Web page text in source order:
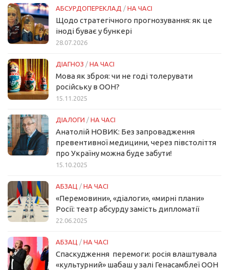
АБСУРДОПЕРЕКЛАД / НА ЧАСІ
Щодо стратегічного прогнозування: як це
іноді буває у бункері
28.07.2026
ДІАГНОЗ / НА ЧАСІ
Мова як зброя: чи не годі толерувати
російську в ООН?
15.11.2025
ДІАЛОГИ / НА ЧАСІ
Анатолій НОВИК: Без запровадження
превентивної медицини, через півстоліття
про Україну можна буде забути!
15.10.2025
АБЗАЦ / НА ЧАСІ
«Перемовини», «діалоги», «мирні плани»
Росії: театр абсурду замість дипломатії
22.06.2025
АБЗАЦ / НА ЧАСІ
Спаскудження перемоги: росія влаштувала
«культурний» шабаш у залі Генасамблеї ООН